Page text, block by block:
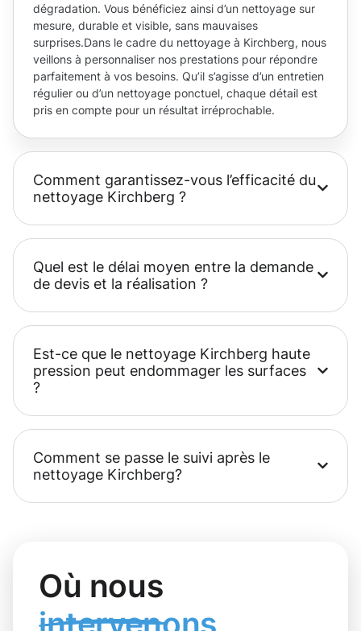
dégradation. Vous bénéficiez ainsi d’un nettoyage sur
mesure, durable et visible, sans mauvaises
surprises.Dans le cadre du nettoyage à Kirchberg, nous
veillons à personnaliser nos prestations pour répondre
parfaitement à vos besoins. Qu’il s’agisse d’un entretien
régulier ou d’un nettoyage ponctuel, chaque détail est
pris en compte pour un résultat irréprochable.
Comment garantissez-vous l’efficacité du
nettoyage Kirchberg ?
Quel est le délai moyen entre la demande
de devis et la réalisation ?
Est-ce que le nettoyage Kirchberg haute
pression peut endommager les surfaces
?
Comment se passe le suivi après le
nettoyage Kirchberg?
Où nous